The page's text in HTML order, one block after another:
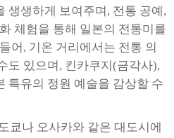
생생하게 보여주며, 전통 공예,
체험을 통해 일본의 전통미를
어, 기온 거리에서는 전통 의
도 있으며, 킨카쿠지(금각사),
특유의 정원 예술을 감상할 수
쿄나 오사카와 같은 대도시에